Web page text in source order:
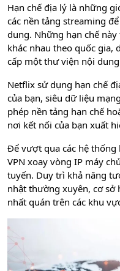
Hạn chế địa lý là những
các nền tảng streaming
dung. Những hạn chế
khác nhau theo quốc gia,
cấp một thư viện nội
Netflix sử dụng hạn chế
của bạn, siêu dữ liệu
phép nền tảng hạn chế
nơi kết nối của bạn xuất
Để vượt qua các hệ thống
VPN xoay vòng IP máy
tuyến. Duy trì khả năng
nhật thường xuyên, cơ sở
nhất quán trên các khu